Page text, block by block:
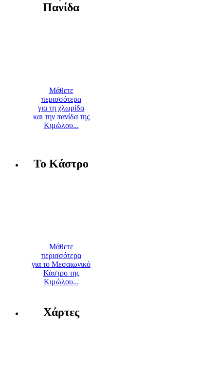
Πανίδα
Μάθετε
περισσότερα
για τη χλωρίδα
και την πανίδα της
Κιμώλου...
Το Κάστρο
Μάθετε
περισσότερα
για το Μεσαιωνικό
Κάστρο της
Κιμώλου...
Χάρτες